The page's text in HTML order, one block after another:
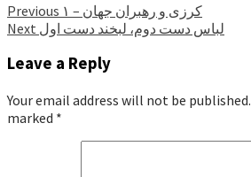
Previous
کرزی و رهبران جهان – ۱
Next لباس دست دوم، لبخند دست اول
Leave a Reply
Your email address will not be published.
marked *